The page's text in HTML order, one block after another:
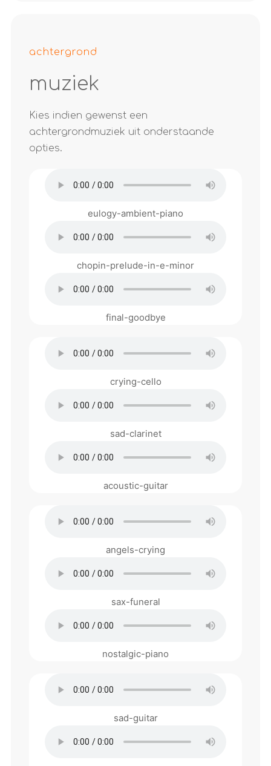
achtergrond
muziek
Kies indien gewenst een
achtergrondmuziek uit onderstaande
opties.
eulogy-ambient-piano
chopin-prelude-in-e-minor
final-goodbye
crying-cello
sad-clarinet
acoustic-guitar
angels-crying
sax-funeral
nostalgic-piano
sad-guitar